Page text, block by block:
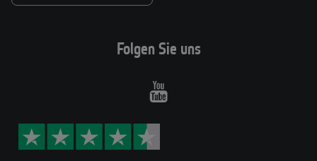
Folgen Sie uns
Youtube